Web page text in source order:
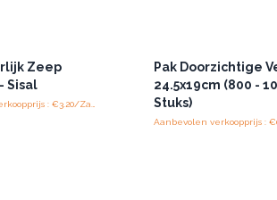
Zeep
Sisal
Pak Doorzichtige
24.5x19cm (800 -
Stuks)
Aanbevolen verkoopprijs :